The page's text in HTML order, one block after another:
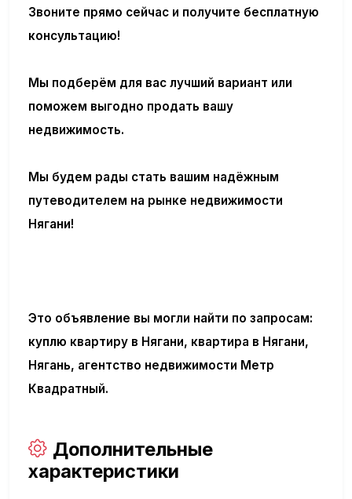
Звоните прямо сейчас и получите бесплатную
консультацию!
Мы подберём для вас лучший вариант или
поможем выгодно продать вашу
недвижимость.
Мы будем рады стать вашим надёжным
путеводителем на рынке недвижимости
Нягани!
Это объявление вы могли найти по запросам:
куплю квартиру в Нягани, квартира в Нягани,
Нягань, агентство недвижимости Метр
Квадратный.
Дополнительные
характеристики